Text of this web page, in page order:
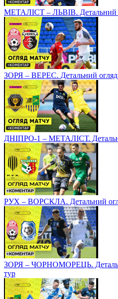
МЕТАЛІСТ – ЛЬВІВ. Детальний
ЗОРЯ – ВЕРЕС. Детальний
ДНІПРО-1 – МЕТАЛІСТ.
РУХ – ВОРСКЛА. Детальний
ЗОРЯ – ЧОРНОМОРЕЦЬ.
тур